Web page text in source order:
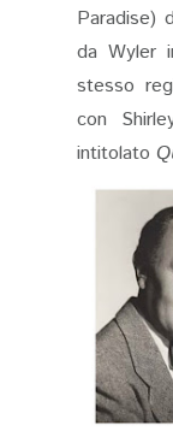
Paradise)
da Wyler
stesso
con
intitolato